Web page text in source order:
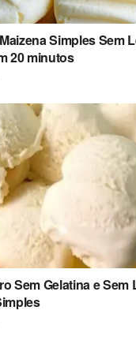
Simples Sem
20 minutos
Sem Gelatina e Sem